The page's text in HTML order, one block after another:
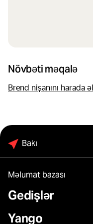
Növbəti məqalə
Brend nişanını harada
Bakı
Məlumat bazası
Gedişlər
Yango